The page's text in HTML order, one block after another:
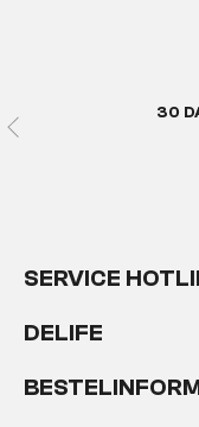
30
SERVICE
DELIFE